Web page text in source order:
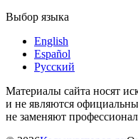
Выбор языка
English
Español
Русский
Материалы сайта носят
и не являются
не заменяют